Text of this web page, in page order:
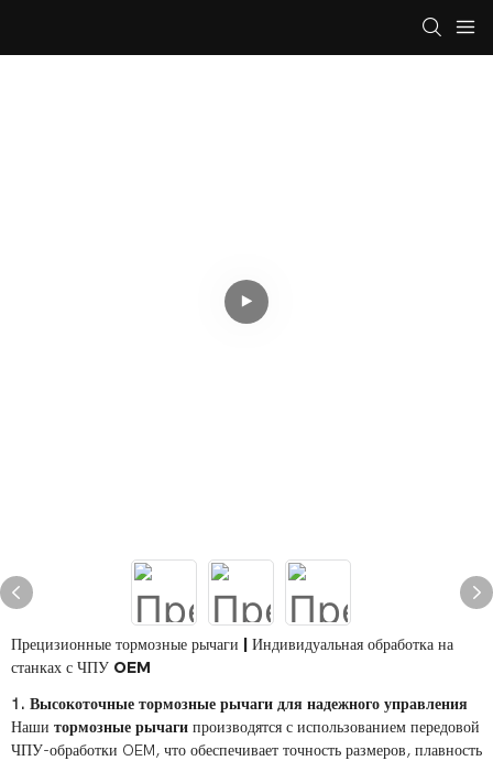
Прецизионные тормозные рычаги | Индивидуальная обработка на
станках с ЧПУ OEM
1. Высокоточные тормозные рычаги для надежного управления
Наши тормозные рычаги производятся с использованием передовой
ЧПУ-обработки OEM, что обеспечивает точность размеров, плавность